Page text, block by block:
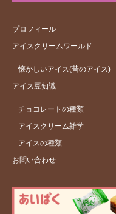
プロフィール
アイスクリームワールド
懐かしいアイス(昔のアイス)
アイス豆知識
チョコレートの種類
アイスクリーム雑学
アイスの種類
お問い合わせ